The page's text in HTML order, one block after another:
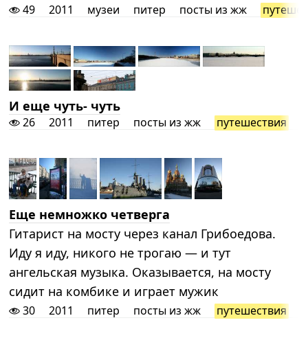
49 2011 музеи питер посты из жж
И еще чуть- чуть
26 2011 питер посты из жж путешествия
Еще немножко четверга
Гитарист на мосту через канал Грибоедова.
Иду я иду, никого не трогаю — и тут
ангельская музыка. Оказывается, на мосту
сидит на комбике и играет мужик
30 2011 питер посты из жж путешествия